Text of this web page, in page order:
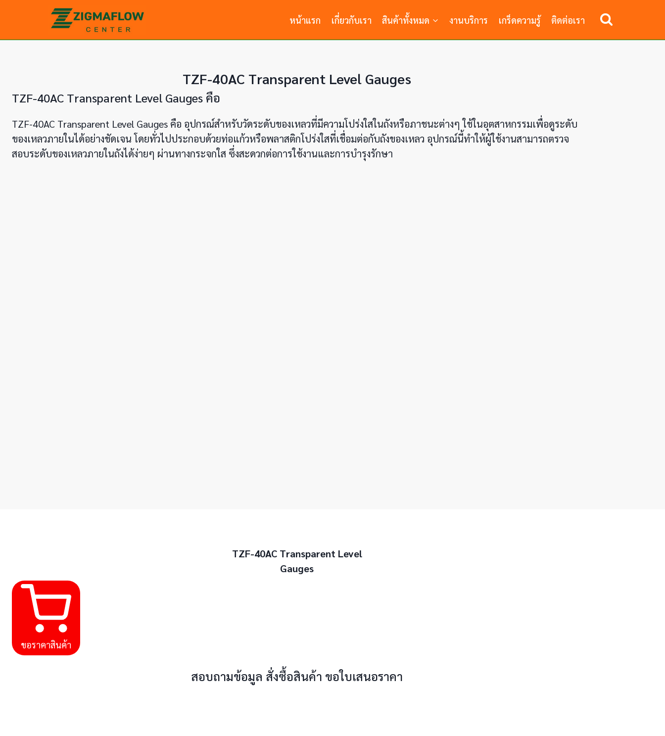
content
หน้าแรก เกี่ยวกับเรา สินค้าทั้งหมด งานบริการ เกร็ดความรู้ ติดต่อเรา
TZF-40AC Transparent Level Gauges
TZF-40AC Transparent Level Gauges คือ
TZF-40AC Transparent Level Gauges คือ อุปกรณ์สำหรับวัดระดับของเหลวที่มีความโปร่งใสในถังหรือภาชนะต่างๆ ใช้ในอุตสาหกรรมเพื่อดูระดับ
ของเหลวภายในได้อย่างชัดเจน โดยทั่วไปประกอบด้วยท่อแก้วหรือพลาสติกโปร่งใสที่เชื่อมต่อกับถังของเหลว อุปกรณ์นี้ทำให้ผู้ใช้งานสามารถตรวจ
สอบระดับของเหลวภายในถังได้ง่ายๆ ผ่านทางกระจกใส ซึ่งสะดวกต่อการใช้งานและการบำรุงรักษา
TZF-40AC Transparent Level
Gauges
ขอราคาสินค้า
สอบถามข้อมูล สั่งซื้อสินค้า ขอใบเสนอราคา